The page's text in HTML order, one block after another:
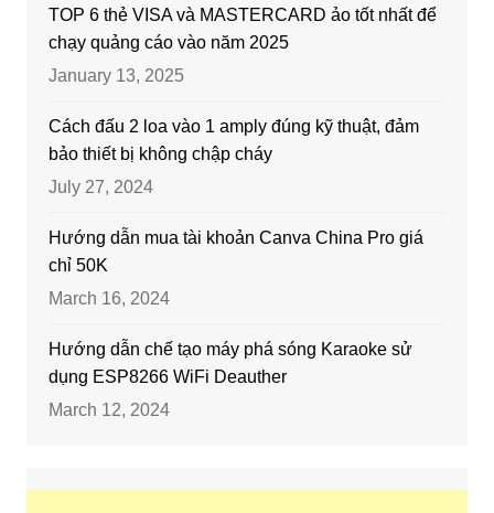
TOP 6 thẻ VISA và MASTERCARD ảo tốt nhất để
chạy quảng cáo vào năm 2025
January 13, 2025
Cách đấu 2 loa vào 1 amply đúng kỹ thuật, đảm
bảo thiết bị không chập cháy
July 27, 2024
Hướng dẫn mua tài khoản Canva China Pro giá
chỉ 50K
March 16, 2024
Hướng dẫn chế tạo máy phá sóng Karaoke sử
dụng ESP8266 WiFi Deauther
March 12, 2024